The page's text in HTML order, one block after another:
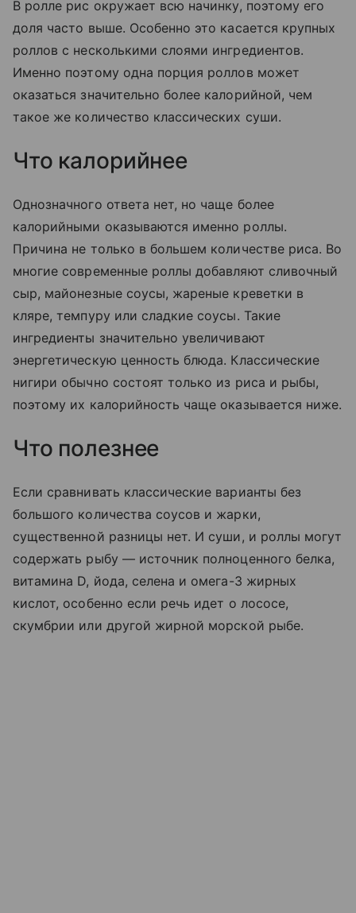
В ролле рис окружает всю начинку, поэтому его
доля часто выше. Особенно это касается крупных
роллов с несколькими слоями ингредиентов.
Именно поэтому одна порция роллов может
оказаться значительно более калорийной, чем
такое же количество классических суши.
Что калорийнее
Однозначного ответа нет, но чаще более
калорийными оказываются именно роллы.
Причина не только в большем количестве риса. Во
многие современные роллы добавляют сливочный
сыр, майонезные соусы, жареные креветки в
кляре, темпуру или сладкие соусы. Такие
ингредиенты значительно увеличивают
энергетическую ценность блюда. Классические
нигири обычно состоят только из риса и рыбы,
поэтому их калорийность чаще оказывается ниже.
Что полезнее
Если сравнивать классические варианты без
большого количества соусов и жарки,
существенной разницы нет. И суши, и роллы могут
содержать рыбу — источник полноценного белка,
витамина D, йода, селена и омега-3 жирных
кислот, особенно если речь идет о лососе,
скумбрии или другой жирной морской рыбе.